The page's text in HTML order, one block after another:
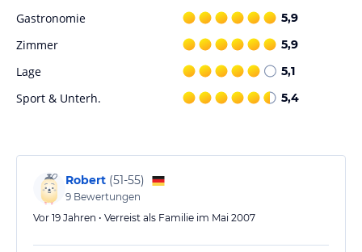
Gastronomie 5,9
Zimmer 5,9
Lage 5,1
Sport & Unterh. 5,4
Robert (51-55)
9 Bewertungen
Vor 19 Jahren • Verreist als Familie im Mai 2007